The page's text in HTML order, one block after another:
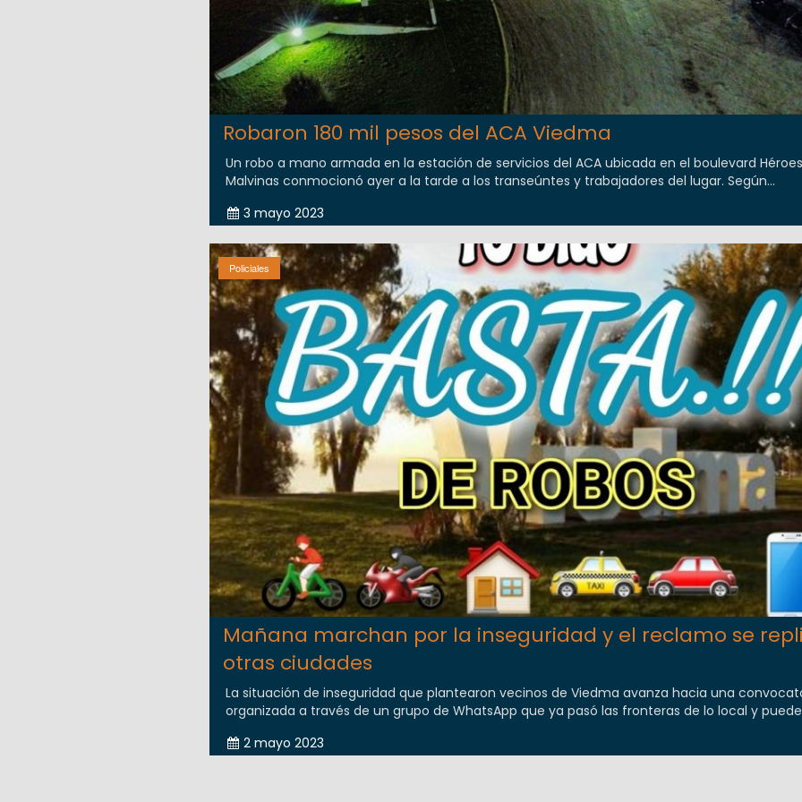
Robaron 180 mil pesos del ACA Viedma
Un robo a mano armada en la estación de servicios del ACA ubicada en el boulevard
Malvinas conmocionó ayer a la tarde a los transeúntes y trabajadores del lugar. Según...
3 mayo 2023
Policiales
Mañana marchan por la inseguridad y el reclamo se
otras ciudades
La situación de inseguridad que plantearon vecinos de Viedma avanza hacia una
organizada a través de un grupo de WhatsApp que ya pasó las fronteras de lo local y
2 mayo 2023